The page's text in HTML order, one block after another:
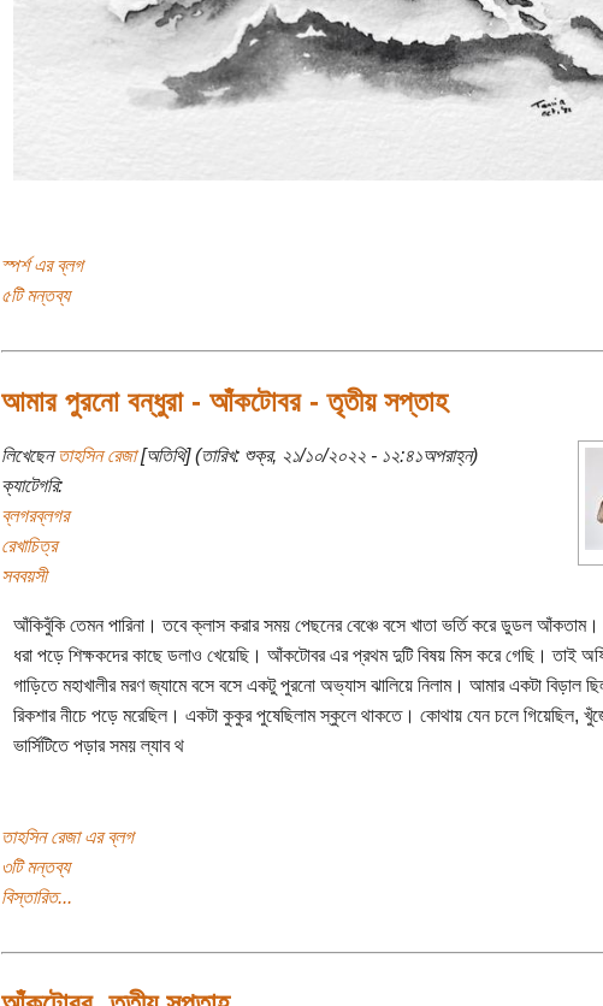
স্পর্শ এর ব্লগ
৫টি মন্তব্য
আমার পুরনো বন্ধুরা - আঁকটোবর - তৃতীয় সপ্তাহ
লিখেছেনতাহসিন রেজা[অতিথি] (তারিখ: শুক্র, ২১/১০/২০২২ - ১২:৪১অপরাহ্ন)
ক্যাটেগরি:
ব্লগরব্লগর
রেখাচিত্র
সববয়সী
আঁকিবুঁকি তেমন পারিনা। তবে ক্লাস করার সময় পেছনের বেঞ্চে বসে খাতা ভর্তি করে ডুডল আঁকতাম।
ধরা পড়ে শিক্ষকদের কাছে ডলাও খেয়েছি। আঁকটোবর এর প্রথম দুটি বিষয় মিস করে গেছি। তাই
গাড়িতে মহাখালীর মরণ জ্যামে বসে বসে একটু পুরনো অভ্যাস ঝালিয়ে নিলাম। আমার একটা বিড়াল
রিকশার নীচে পড়ে মরেছিল। একটা কুকুর পুষেছিলাম স্কুলে থাকতে। কোথায় যেন চলে গিয়েছিল,
ভার্সিটিতে পড়ার সময় ল্যাব থ
তাহসিন রেজা এর ব্লগ
৩টি মন্তব্য
বিস্তারিত...